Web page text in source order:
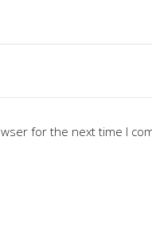
for the next time I